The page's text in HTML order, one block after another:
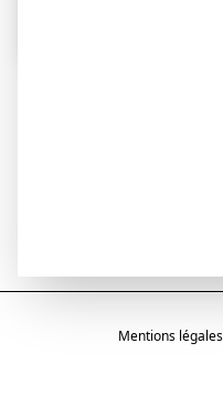
Mentions légales